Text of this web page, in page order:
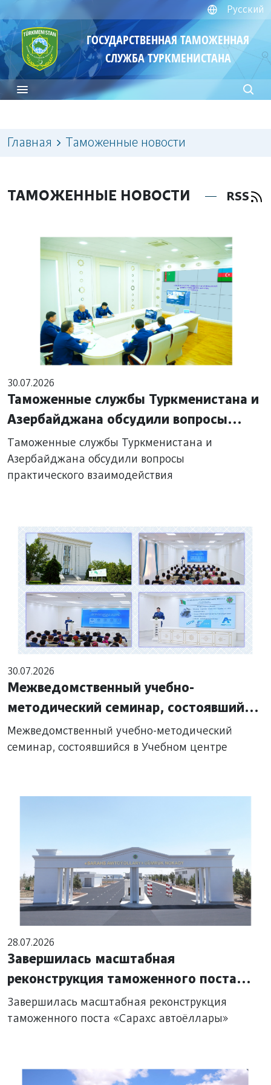
Русский
ГОСУДАРСТВЕННАЯ ТАМОЖЕННАЯ
СЛУЖБА ТУРКМЕНИСТАНА
Главная Таможенные новости
ТАМОЖЕННЫЕ НОВОСТИ RSS
30.07.2026
Таможенные службы Туркменистана и
Азербайджана обсудили вопросы
практического взаимодействия
Таможенные службы Туркменистана и
Азербайджана обсудили вопросы
практического взаимодействия
30.07.2026
Межведомственный учебно-
методический семинар, состоявшийся
в Учебном центре
Межведомственный учебно-методический
семинар, состоявшийся в Учебном центре
28.07.2026
Завершилась масштабная
реконструкция таможенного поста
«Сарахс автоёллары»
Завершилась масштабная реконструкция
таможенного поста «Сарахс автоёллары»